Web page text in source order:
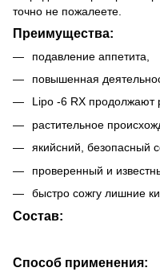
точно не пожалеете.
Преимущества:
подавление аппетита,
повышенная
Lipo -6 RX продолжают
растительное
якийсний, безопасный
проверенный и
быстро сожгу лишние
Состав:
Способ применения: